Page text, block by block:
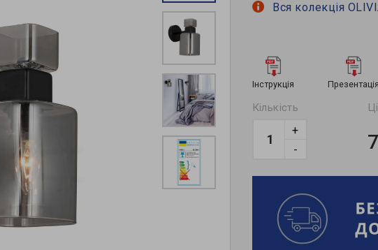
Вся колекція
Інструкція Презентація
Кількість
-
+